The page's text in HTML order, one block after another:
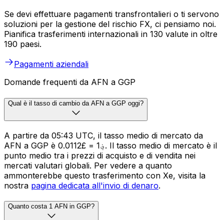
Se devi effettuare pagamenti transfrontalieri o ti servono
soluzioni per la gestione del rischio FX, ci pensiamo noi.
Pianifica trasferimenti internazionali in 130 valute in oltre
190 paesi.
Pagamenti aziendali
Domande frequenti da AFN a GGP
Qual è il tasso di cambio da AFN a GGP oggi?
A partire da 05:43 UTC, il tasso medio di mercato da
AFN a GGP è ؋1 = £0.0112. Il tasso medio di mercato è il
punto medio tra i prezzi di acquisto e di vendita nei
mercati valutari globali. Per vedere a quanto
ammonterebbe questo trasferimento con Xe, visita la
nostra pagina dedicata all'invio di denaro.
Quanto costa 1 AFN in GGP?